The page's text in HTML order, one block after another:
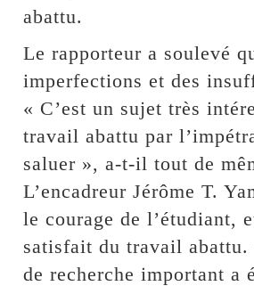
abattu.
Le rapporteur a soulevé
imperfections et des
« C’est un sujet très
travail abattu par
saluer », a-t-il tout de
L’encadreur Jérôme T.
le courage de l’étudiant,
satisfait du travail
de recherche important a